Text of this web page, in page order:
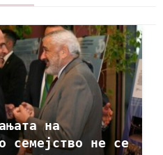
на
семејство не се